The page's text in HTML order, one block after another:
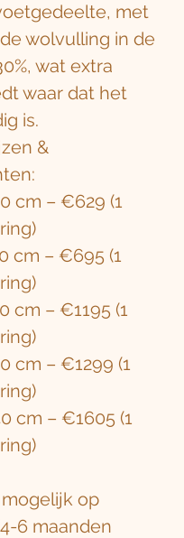
met
wolvulling in de
wat extra
waar dat het
is.
&
cm – €629 (1
cm – €695 (1
cm – €1195 (1
cm – €1299 (1
cm – €1605 (1
op
6 maanden